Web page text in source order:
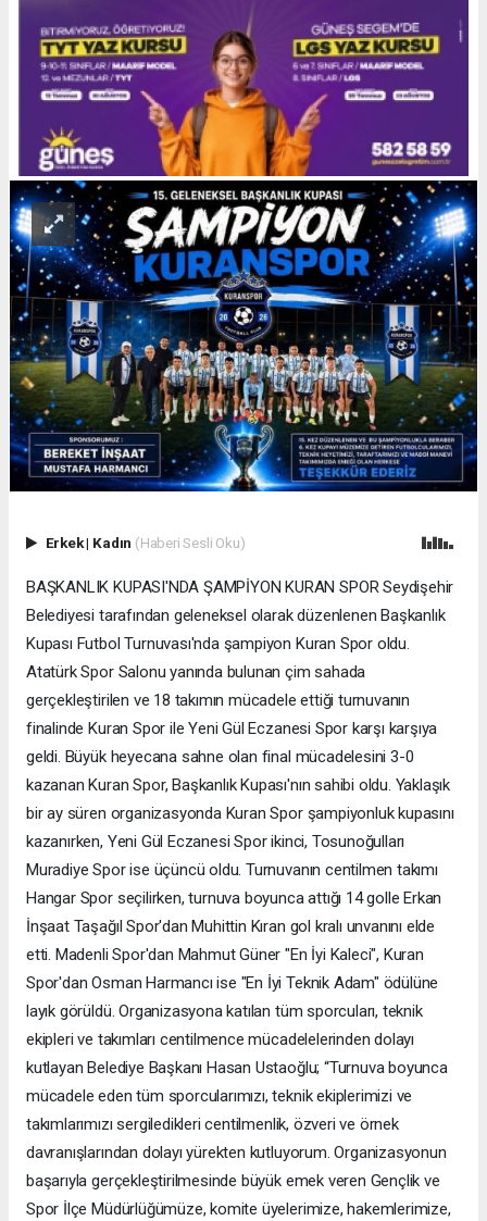
Erkek| Kadın (Haberi Sesli Oku)
BAŞKANLIK KUPASI'NDA ŞAMPİYON KURAN SPOR Seydişehir
Belediyesi tarafından geleneksel olarak düzenlenen Başkanlık
Kupası Futbol Turnuvası'nda şampiyon Kuran Spor oldu.
Atatürk Spor Salonu yanında bulunan çim sahada
gerçekleştirilen ve 18 takımın mücadele ettiği turnuvanın
finalinde Kuran Spor ile Yeni Gül Eczanesi Spor karşı karşıya
geldi. Büyük heyecana sahne olan final mücadelesini 3-0
kazanan Kuran Spor, Başkanlık Kupası'nın sahibi oldu. Yaklaşık
bir ay süren organizasyonda Kuran Spor şampiyonluk kupasını
kazanırken, Yeni Gül Eczanesi Spor ikinci, Tosunoğulları
Muradiye Spor ise üçüncü oldu. Turnuvanın centilmen takımı
Hangar Spor seçilirken, turnuva boyunca attığı 14 golle Erkan
İnşaat Taşağıl Spor'dan Muhittin Kıran gol kralı unvanını elde
etti. Madenli Spor'dan Mahmut Güner "En İyi Kaleci", Kuran
Spor'dan Osman Harmancı ise "En İyi Teknik Adam" ödülüne
layık görüldü. Organizasyona katılan tüm sporcuları, teknik
ekipleri ve takımları centilmence mücadelelerinden dolayı
kutlayan Belediye Başkanı Hasan Ustaoğlu; “Turnuva boyunca
mücadele eden tüm sporcularımızı, teknik ekiplerimizi ve
takımlarımızı sergiledikleri centilmenlik, özveri ve örnek
davranışlarından dolayı yürekten kutluyorum. Organizasyonun
başarıyla gerçekleştirilmesinde büyük emek veren Gençlik ve
Spor İlçe Müdürlüğümüze, komite üyelerimize, hakemlerimize,